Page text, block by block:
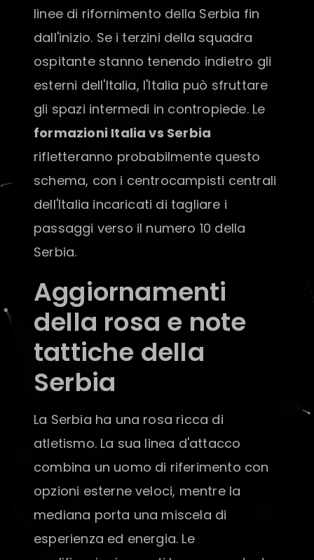
linee di rifornimento della Serbia fin
dall'inizio. Se i terzini della squadra
ospitante stanno tenendo indietro gli
esterni dell'Italia, l'Italia può sfruttare
gli spazi intermedi in contropiede. Le
formazioni Italia vs Serbia
rifletteranno probabilmente questo
schema, con i centrocampisti centrali
dell'Italia incaricati di tagliare i
passaggi verso il numero 10 della
Serbia.
Aggiornamenti
della rosa e note
tattiche della
Serbia
La Serbia ha una rosa ricca di
atletismo. La sua linea d'attacco
combina un uomo di riferimento con
opzioni esterne veloci, mentre la
mediana porta una miscela di
esperienza ed energia. Le